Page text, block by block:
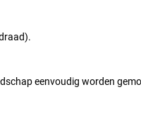
eenvoudig worden